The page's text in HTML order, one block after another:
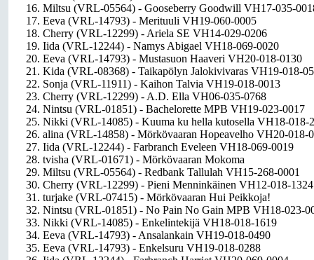
16. Miltsu (VRL-05564) - Gooseberry Goodwill VH17-035-
17. Eeva (VRL-14793) - Merituuli VH19-060-0005
18. Cherry (VRL-12299) - Ariela SE VH14-029-0206
19. Iida (VRL-12244) - Namys Abigael VH18-069-0020
20. Eeva (VRL-14793) - Mustasuon Haaveri VH20-018-0130
21. Kida (VRL-08368) - Taikapölyn Jalokivivaras VH19-018-
22. Sonja (VRL-11911) - Kaihon Talvia VH19-018-0013
23. Cherry (VRL-12299) - A.D. Ella VH06-035-0768
24. Nintsu (VRL-01851) - Bachelorette MPB VH19-023-0017
25. Nikki (VRL-14085) - Kuuma ku hella kutosella VH18-018-
26. alina (VRL-14858) - Mörkövaaran Hopeavelho VH20-018-
27. Iida (VRL-12244) - Farbranch Eveleen VH18-069-0019
28. tvisha (VRL-01671) - Mörkövaaran Mokoma
29. Miltsu (VRL-05564) - Redbank Tallulah VH15-268-0001
30. Cherry (VRL-12299) - Pieni Menninkäinen VH12-018-1324
31. turjake (VRL-07415) - Mörkövaaran Hui Peikkoja!
32. Nintsu (VRL-01851) - No Pain No Gain MPB VH18-023-
33. Nikki (VRL-14085) - Enkelintekijä VH18-018-1619
34. Eeva (VRL-14793) - Ansalankain VH19-018-0490
35. Eeva (VRL-14793) - Enkelsuru VH19-018-0288